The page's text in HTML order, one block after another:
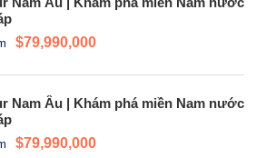
$79,990,000
Nam Âu | Khám phá miền Nam nước
$79,990,000